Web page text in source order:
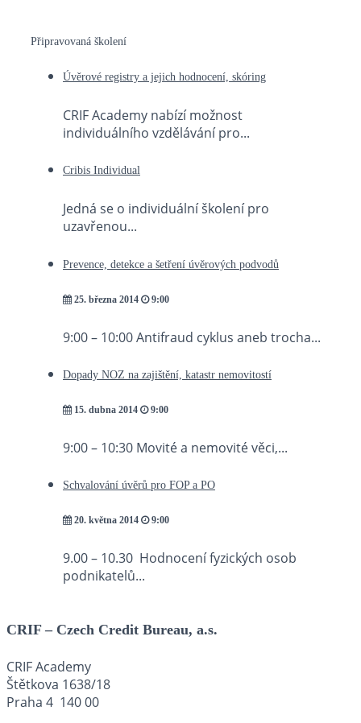
Připravovaná školení
Úvěrové registry a jejich hodnocení, skóring
CRIF Academy nabízí možnost
individuálního vzdělávání pro...
Cribis Individual
Jedná se o individuální školení pro
uzavřenou...
Prevence, detekce a šetření úvěrových podvodů
25. března 2014 9:00
9:00 – 10:00 Antifraud cyklus aneb trocha...
Dopady NOZ na zajištění, katastr nemovitostí
15. dubna 2014 9:00
9:00 – 10:30 Movité a nemovité věci,...
Schvalování úvěrů pro FOP a PO
20. května 2014 9:00
9.00 – 10.30 Hodnocení fyzických osob
podnikatelů...
CRIF – Czech Credit Bureau, a.s.
CRIF Academy
Štětkova 1638/18
Praha 4 140 00